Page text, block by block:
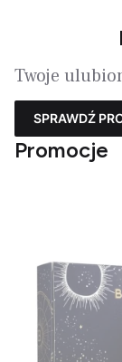
Twoje
SPRAWDŹ
Promocje